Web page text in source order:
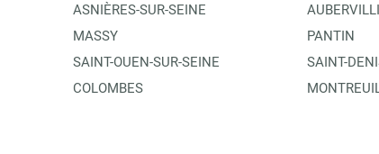
ASNIÈRES-SUR-SEINE
MASSY
SAINT-OUEN-SUR-SEINE
COLOMBES
PANTIN
SAINT-